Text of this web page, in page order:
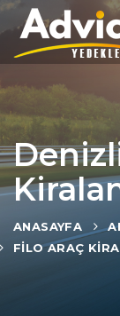
ANASAYFA
FILO ARAÇ